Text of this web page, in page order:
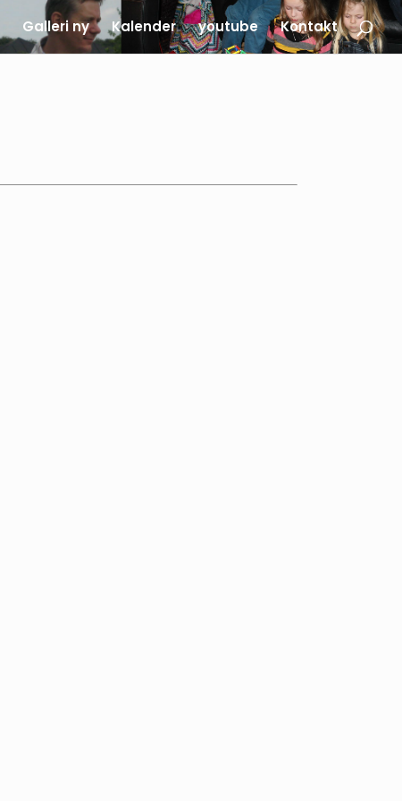
Galleri ny Kalender youtube Kontakt